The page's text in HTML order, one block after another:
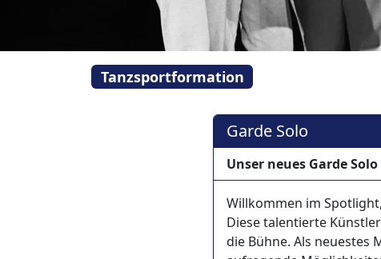
Tanzsportformation
Garde Solo
Unser neues Garde Solo
Willkommen im
Diese talentierte
die Bühne. Als neuestes